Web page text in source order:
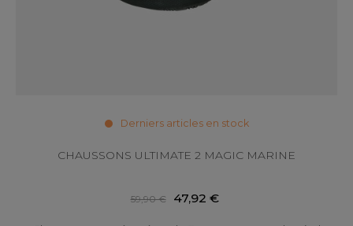
Derniers articles en stock
CHAUSSONS ULTIMATE 2 MAGIC MARINE
59,90 € 47,92 €